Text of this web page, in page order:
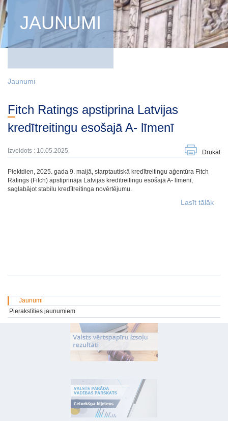
JAUNUMI
Jaunumi
Fitch Ratings apstiprina Latvijas
kredītreitingu esošajā A- līmenī
Izveidots : 10.05.2025. Drukāt
Piektdien, 2025. gada 9. maijā, starptautiskā kredītreitingu aģentūra Fitch
Ratings (Fitch) apstiprināja Latvijas kredītreitingu esošajā A- līmenī,
saglabājot stabilu kredītreitinga novērtējumu.
Lasīt tālāk
Jaunumi
Pierakstīties jaunumiem